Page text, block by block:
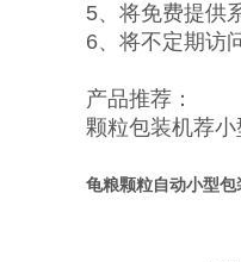
5、将免费提供
6、将不定期访
产品推荐：
颗粒包装机荐小
龟粮颗粒自动小型包